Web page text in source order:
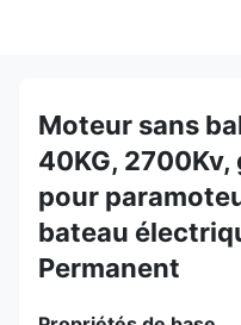
Moteur sans
40KG,
pour
bateau
Permanent